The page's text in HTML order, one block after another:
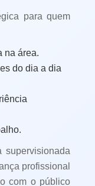
para quem
na área.
do dia a dia
supervisionada
profissional
com o público